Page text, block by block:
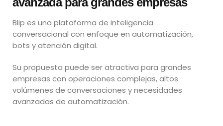
Blip es una plataforma de inteligencia
conversacional con enfoque en automatización,
bots y atención digital.
Su propuesta puede ser atractiva para grandes
empresas con operaciones complejas, altos
volúmenes de conversaciones y necesidades
avanzadas de automatización.